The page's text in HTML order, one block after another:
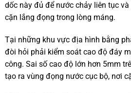
dốc này đủ để nước chảy liên tục
cặn lắng đọng trong lòng máng.
Tại những khu vực địa hình bằng
đòi hỏi phải kiểm soát cao độ đáy
công. Sai số cao độ lớn hơn 5mm
tạo ra vùng đọng nước cục bộ, nơi